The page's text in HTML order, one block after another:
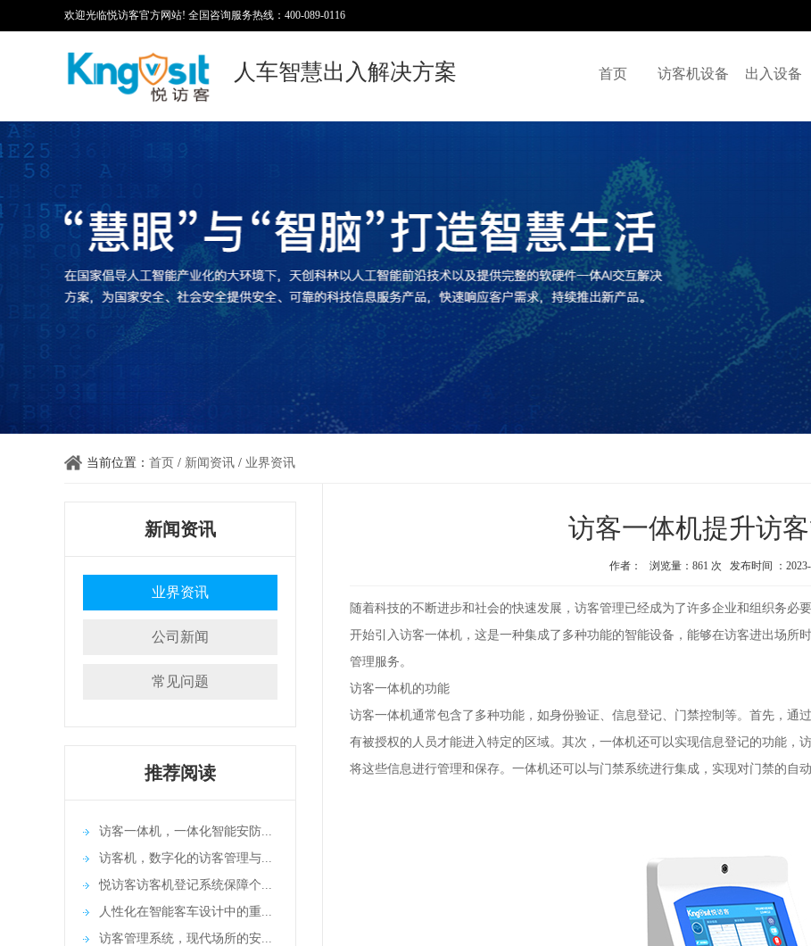
欢迎光临悦访客官方网站! 全国咨询服务热线：400-089-0116
人车智慧出入解决方案 首页 访客机设备 出入设备
当前位置： 首页 / 新闻资讯 / 业界资讯
新闻资讯
业界资讯
公司新闻
常见问题
推荐阅读
访客一体机，一体化智能安防...
访客机，数字化的访客管理与...
悦访客访客机登记系统保障个...
人性化在智能客车设计中的重...
访客管理系统，现代场所的安...
访客一体机提升访
作者： 浏览量：861 次 发布时间 ：2023-
随着科技的不断进步和社会的快速发展，访客管理已经成为了许多企业和组织务必
开始引入访客一体机，这是一种集成了多种功能的智能设备，能够在访客进出场所
管理服务。
访客一体机的功能
访客一体机通常包含了多种功能，如身份验证、信息登记、门禁控制等。首先，通
有被授权的人员才能进入特定的区域。其次，一体机还可以实现信息登记的功能，
将这些信息进行管理和保存。一体机还可以与门禁系统进行集成，实现对门禁的自